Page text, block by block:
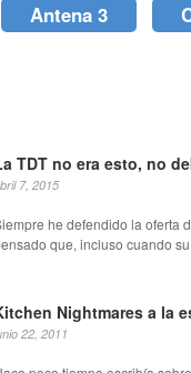
Antena 3
TDT no era esto, no
7, 2015
he defendido la oferta
que, incluso cuando
Nightmares a la
22, 2011